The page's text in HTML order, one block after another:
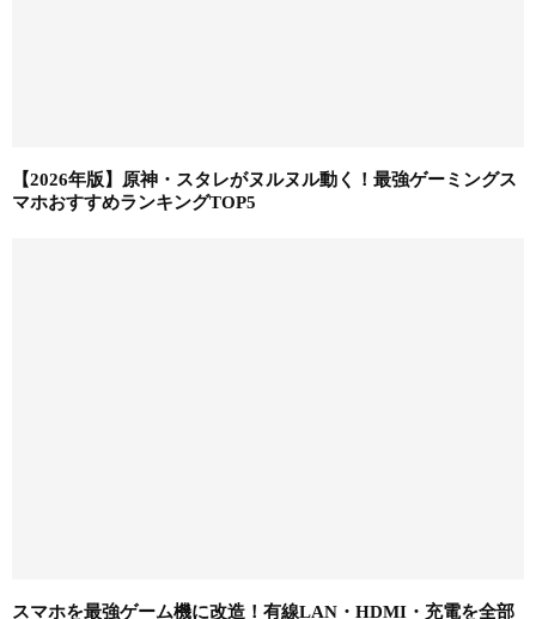
【2026年版】原神・スタレがヌルヌル動く！最強ゲーミングス
マホおすすめランキングTOP5
スマホを最強ゲーム機に改造！有線LAN・HDMI・充電を全部